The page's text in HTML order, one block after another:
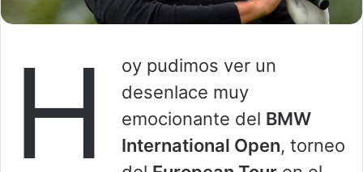
H
oy pudimos ver un
desenlace muy
emocionante del BMW
International Open, torneo